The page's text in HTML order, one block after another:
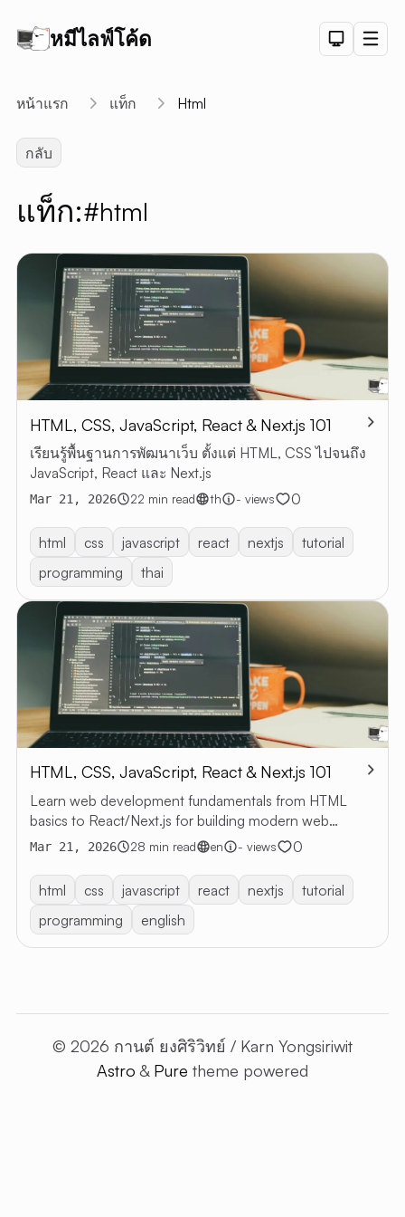
หมีไลฟ์โค้ด
DEMO
PET
DEMO
ลิงค์สั้น
บทค
บทความ
VIBE
CODING
เกี่ยวกับ
EN
Dark
หน้าแรก แท็ก Html
กลับ
แท็ก:#html
HTML, CSS, JavaScript, React & Next.js 101
เรียนรู้พื้นฐานการพัฒนาเว็บ ตั้งแต่ HTML, CSS ไปจนถึง
JavaScript, React และ Next.js
Mar 21, 2026 22 min read th - views 0
html css javascript react nextjs
tutorial
programming
thai
HTML, CSS, JavaScript, React & Next.js 101
Learn web development fundamentals from HTML
basics to React/Next.js for building modern web
applications
Mar 21, 2026 28 min read en - views 0
html css javascript react nextjs
tutorial
programming
english
© 2026 กานต์ ยงศิริวิทย์ / Karn Yongsiriwit
Astro & Pure theme powered